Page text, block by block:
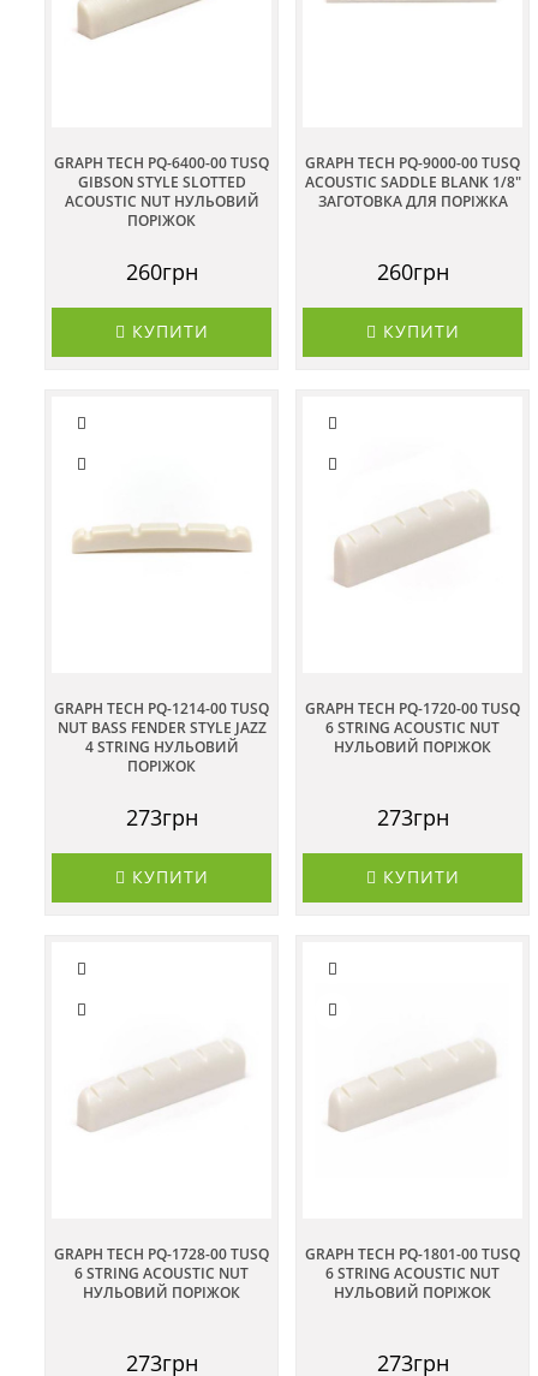
GRAPH TECH PQ-6400-00 TUSQ
GIBSON STYLE SLOTTED
ACOUSTIC NUT НУЛЬОВИЙ
ПОРІЖОК
260грн
КУПИТИ
GRAPH TECH PQ-9000-00 TUSQ
ACOUSTIC SADDLE BLANK 1/8"
ЗАГОТОВКА ДЛЯ ПОРІЖКА
260грн
КУПИТИ
GRAPH TECH PQ-1214-00 TUSQ
NUT BASS FENDER STYLE JAZZ
4 STRING НУЛЬОВИЙ
ПОРІЖОК
273грн
КУПИТИ
GRAPH TECH PQ-1720-00 TUSQ
6 STRING ACOUSTIC NUT
НУЛЬОВИЙ ПОРІЖОК
273грн
КУПИТИ
GRAPH TECH PQ-1728-00 TUSQ
6 STRING ACOUSTIC NUT
НУЛЬОВИЙ ПОРІЖОК
273грн
GRAPH TECH PQ-1801-00 TUSQ
6 STRING ACOUSTIC NUT
НУЛЬОВИЙ ПОРІЖОК
273грн